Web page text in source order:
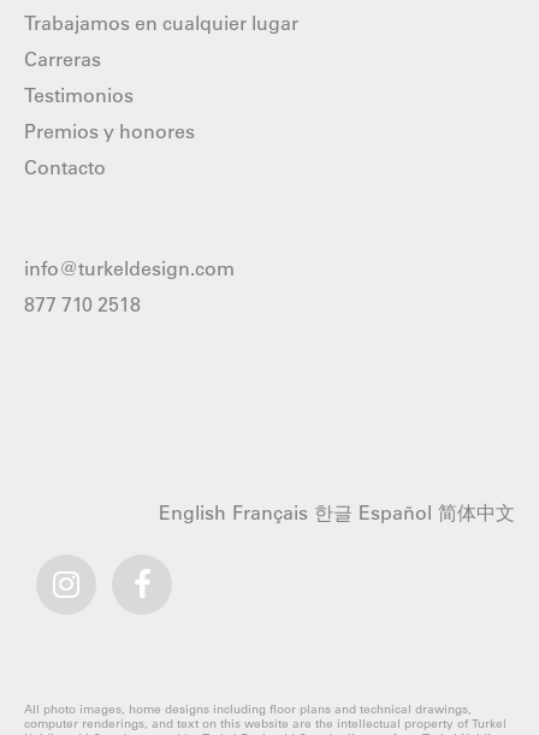
Trabajamos en cualquier lugar
Carreras
Testimonios
Premios y honores
Contacto
info@turkeldesign.com
877 710 2518
English Français 한글 Español 简体中文
All photo images, home designs including floor plans and technical drawings,
computer renderings, and text on this website are the intellectual property of Turkel